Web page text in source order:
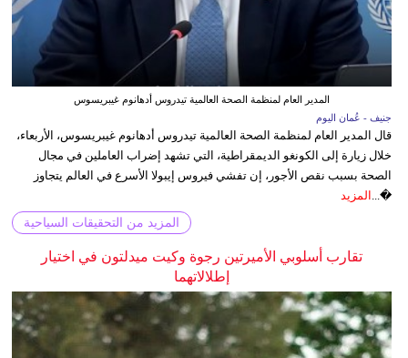
المدير العام لمنظمة الصحة العالمية تيدروس أدهانوم غيبريسوس
جنيف - عُمان اليوم
قال المدير العام لمنظمة الصحة العالمية تيدروس أدهانوم غيبريسوس، الأربعاء،
خلال زيارة إلى الكونغو الديمقراطية، التي تشهد إضراب العاملين في مجال
الصحة بسبب نقص الأجور، إن تفشي فيروس إيبولا الأسرع في العالم يتجاوز
�... المزيد
المزيد من التحقيقات السياحية
تقارب أسلوبي الأميرتين رجوة وكيت ميدلتون في اختيار
إطلالاتهما